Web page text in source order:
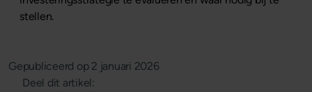
stellen.
Gepubliceerd op 2 januari 2026
Deel dit artikel: